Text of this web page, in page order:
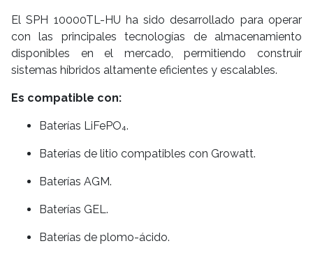
El SPH 10000TL-HU ha sido desarrollado para operar
con las principales tecnologías de almacenamiento
disponibles en el mercado, permitiendo construir
sistemas híbridos altamente eficientes y escalables.
Es compatible con:
Baterías LiFePO₄.
Baterías de litio compatibles con Growatt.
Baterías AGM.
Baterías GEL.
Baterías de plomo-ácido.